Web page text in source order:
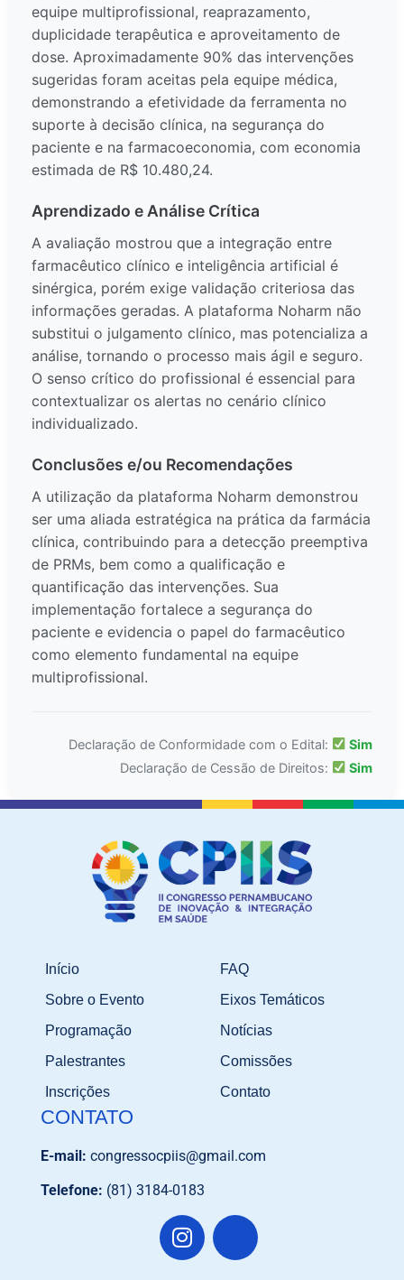
equipe multiprofissional, reaprazamento,
duplicidade terapêutica e aproveitamento de
dose. Aproximadamente 90% das intervenções
sugeridas foram aceitas pela equipe médica,
demonstrando a efetividade da ferramenta no
suporte à decisão clínica, na segurança do
paciente e na farmacoeconomia, com economia
estimada de R$ 10.480,24.
Aprendizado e Análise Crítica
A avaliação mostrou que a integração entre
farmacêutico clínico e inteligência artificial é
sinérgica, porém exige validação criteriosa das
informações geradas. A plataforma Noharm não
substitui o julgamento clínico, mas potencializa a
análise, tornando o processo mais ágil e seguro.
O senso crítico do profissional é essencial para
contextualizar os alertas no cenário clínico
individualizado.
Conclusões e/ou Recomendações
A utilização da plataforma Noharm demonstrou
ser uma aliada estratégica na prática da farmácia
clínica, contribuindo para a detecção preemptiva
de PRMs, bem como a qualificação e
quantificação das intervenções. Sua
implementação fortalece a segurança do
paciente e evidencia o papel do farmacêutico
como elemento fundamental na equipe
multiprofissional.
Declaração de Conformidade com o Edital:
Sim
Declaração de Cessão de Direitos:
Sim
Início
Sobre o Evento
Programação
Palestrantes
Inscrições
FAQ
Eixos Temáticos
Notícias
Comissões
Contato
CONTATO
E-mail: congressocpiis@gmail.com
Telefone: (81) 3184-0183